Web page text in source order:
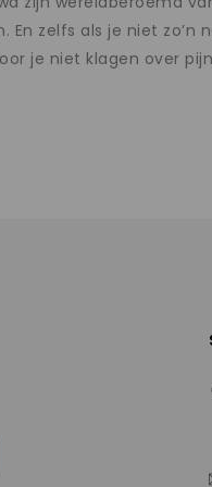
zelfs als je niet
je niet klagen over